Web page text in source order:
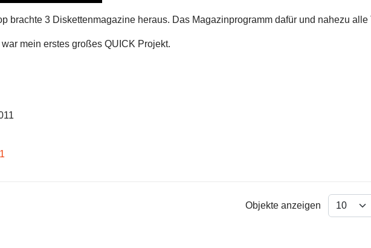
brachte 3 Diskettenmagazine heraus. Das Magazinprogramm dafür und nahezu alle
mein erstes großes QUICK Projekt.
Objekte anzeigen